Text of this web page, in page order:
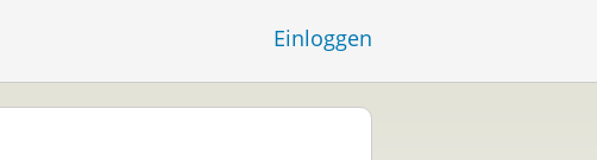
Einloggen